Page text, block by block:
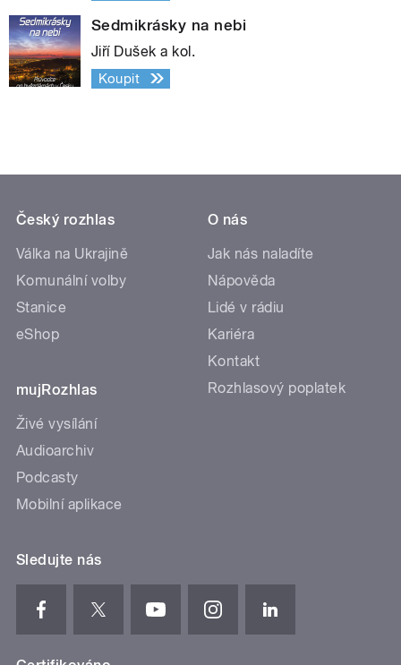
Sedmikrásky na nebi
Jiří Dušek a kol.
Koupit
Český rozhlas
Válka na Ukrajině
Komunální volby
Stanice
eShop
mujRozhlas
Živé vysílání
Audioarchiv
Podcasty
Mobilní aplikace
O nás
Jak nás naladíte
Nápověda
Lidé v rádiu
Kariéra
Kontakt
Rozhlasový poplatek
Sledujte nás